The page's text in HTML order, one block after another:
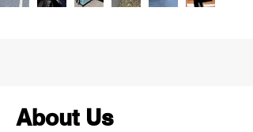
About Us